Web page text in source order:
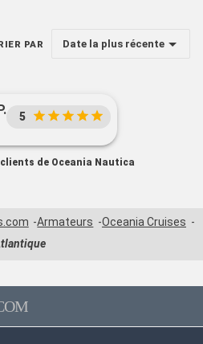
PAR Date la plus récente
5
de Oceania Nautica
Armateurs
Oceania Cruises